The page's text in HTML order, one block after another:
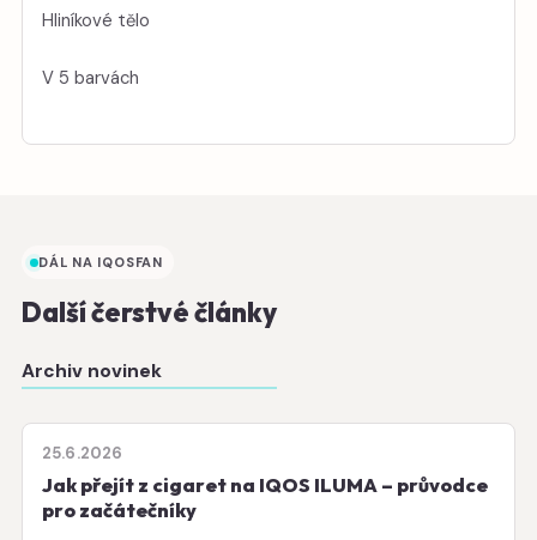
Hliníkové tělo
V 5 barvách
DÁL NA IQOSFAN
Další čerstvé články
Archiv novinek
25.6.2026
Jak přejít z cigaret na IQOS ILUMA – průvodce
pro začátečníky